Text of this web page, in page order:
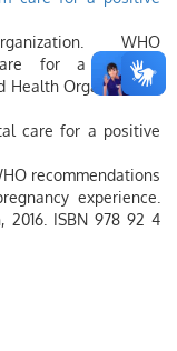
WHO
for a positive
Health Organization;
care for a positive
recommendations
experience.
2016. ISBN 978 92 4